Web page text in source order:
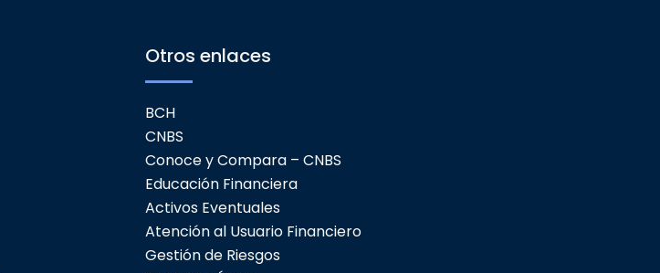
Otros enlaces
BCH
CNBS
Conoce y Compara – CNBS
Educación Financiera
Activos Eventuales
Atención al Usuario Financiero
Gestión de Riesgos